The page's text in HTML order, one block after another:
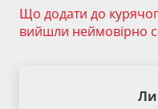
Що додати до
вийшли неймовірно